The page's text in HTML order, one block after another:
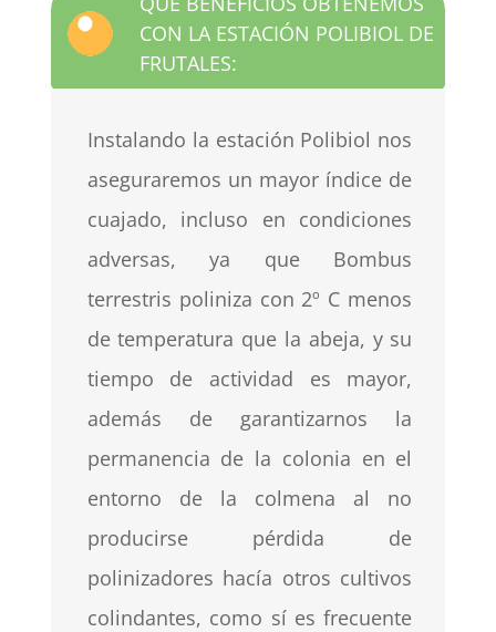
CON LA ESTACIÓN POLIBIOL DE
FRUTALES:
Instalando la estación Polibiol nos
aseguraremos un mayor índice de
cuajado, incluso en condiciones
adversas, ya que Bombus
terrestris poliniza con 2º C menos
de temperatura que la abeja, y su
tiempo de actividad es mayor,
además de garantizarnos la
permanencia de la colonia en el
entorno de la colmena al no
producirse pérdida de
polinizadores hacía otros cultivos
colindantes, como sí es frecuente